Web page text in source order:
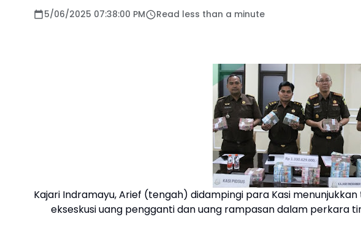
5/06/2025 07:38:00 PM Read less than a minute
Kajari Indramayu, Arief (tengah) didampingi para Kasi
ekseskusi uang pengganti dan uang rampasan dalam perkara